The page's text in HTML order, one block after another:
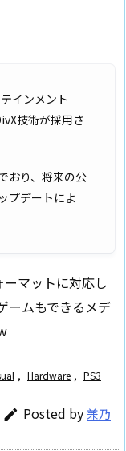
インメント
技術が採用さ
おり、将来の公
プデートによ
マットに対応し
ームもできるメデ
, Hardware , PS3
 Posted by兼乃